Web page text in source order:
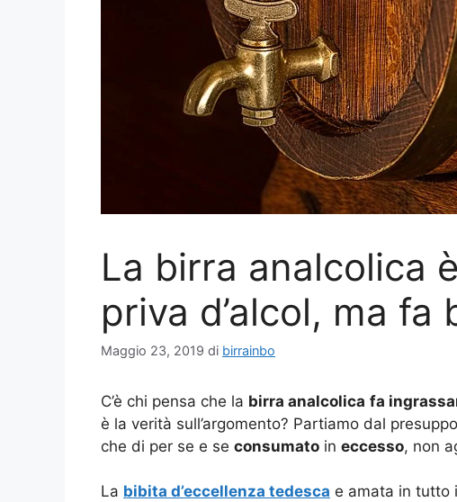
La birra analcolica
priva d’alcol, ma fa
Maggio 23, 2019 di birrainbo
C’è chi pensa che la birra analcolica fa
è la verità sull’argomento? Partiamo dal
che di per se e se consumato in eccesso, non
La bibita d’eccellenza tedesca e amata in tutto